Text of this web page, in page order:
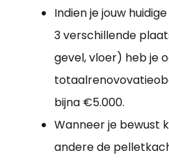
Indien je jouw
3 verschillende
gevel, vloer) heb je
bijna €5.000.
Wanneer je bewust
andere de